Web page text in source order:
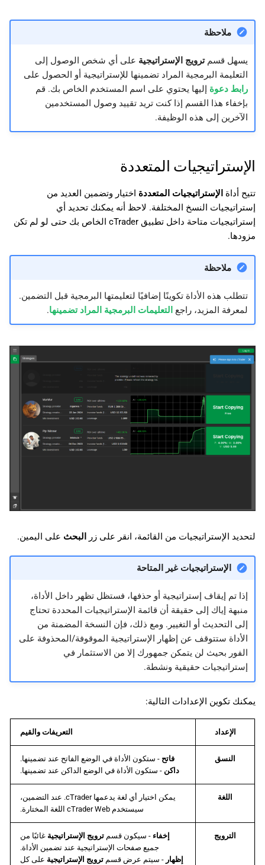
ملاحظة
يسهل قسمترويج الإستراتيجية على أي شخص الوصول إلى
التعليمة البرمجية المراد تضمينها للإستراتيجية أو الحصول على
رابط دعوة إليها يحتوي على اسم المستخدم الخاص بك. قم
بإخفاء هذا القسم إذا كنت تريد تقييد وصول المستخدمين
الآخرين إلى هذه الوظيفة.
الإستراتيجيات المتعددة
تتيح أداة الإستراتيجيات المتعددة اختيار وتضمين العديد من
إستراتيجيات النسخ المختلفة. لاحظ أنه يمكنك تحديد أي
إستراتيجيات متاحة داخل تطبيق cTrader الخاص بك حتى لو لم تكن
مزودها.
ملاحظة
تتطلب هذه الأداة تكوينًا إضافيًا لتعليمتها البرمجية قبل التضمين.
لمعرفة المزيد، راجع التعليمات البرمجية المراد تضمينها.
لتحديد الإستراتيجيات من القائمة، انقر على زر البحث على اليمين.
الإستراتيجيات غير المتاحة
إذا تم إيقاف إستراتيجية أو حذفها، فستظل تظهر داخل الأداة،
منبهة إياك إلى حقيقة أن قائمة الإستراتيجيات المحددة تحتاج
إلى التحديث أو التغيير. ومع ذلك، فإن النسخة المضمنة من
الأداة ستتوقف عن إظهار الإستراتيجية الموقوفة/المحذوفة على
الفور بحيث لن يتمكن جمهورك إلا من الاستثمار في
إستراتيجيات حقيقية ونشطة.
يمكنك تكوين الإعدادات التالية:
الإعداد التعريفات والقيم
النسق فاتح - ستكون الأداة في الوضع الفاتح عند تضمينها.
داكن - ستكون الأداة في الوضع الداكن عند تضمينها.
اللغة
يمكن اختيار أي لغة يدعمها cTrader. عند التضمين،
سيستخدم cTrader Web اللغة المختارة.
الترويج إخفاء - سيكون قسم ترويج الإستراتيجية غائبًا من
جميع صفحات الإستراتيجية عند تضمين الأداة.
إظهار - سيتم عرض قسم ترويج الإستراتيجية على كل